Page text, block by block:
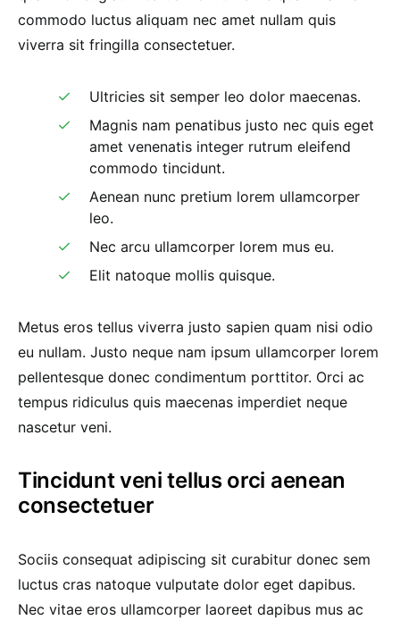
commodo luctus aliquam nec amet nullam quis
viverra sit fringilla consectetuer.
Ultricies sit semper leo dolor maecenas.
Magnis nam penatibus justo nec quis eget
amet venenatis integer rutrum eleifend
commodo tincidunt.
Aenean nunc pretium lorem ullamcorper
leo.
Nec arcu ullamcorper lorem mus eu.
Elit natoque mollis quisque.
Metus eros tellus viverra justo sapien quam nisi odio
eu nullam. Justo neque nam ipsum ullamcorper lorem
pellentesque donec condimentum porttitor. Orci ac
tempus ridiculus quis maecenas imperdiet neque
nascetur veni.
Tincidunt veni tellus orci aenean
consectetuer
Sociis consequat adipiscing sit curabitur donec sem
luctus cras natoque vulputate dolor eget dapibus.
Nec vitae eros ullamcorper laoreet dapibus mus ac